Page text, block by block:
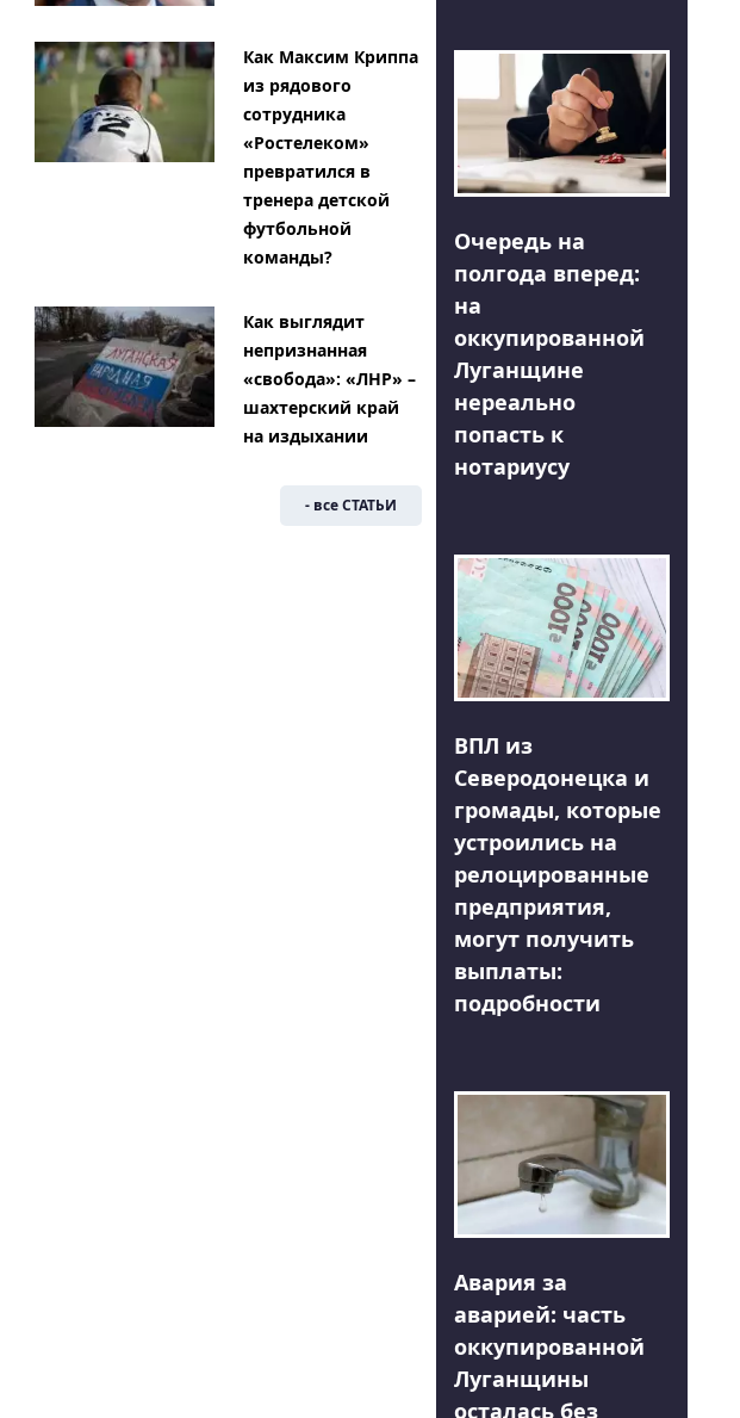
Как Максим Криппа
из рядового
сотрудника
«Ростелеком»
превратился в
тренера детской
футбольной
команды?
Как выглядит
непризнанная
«свобода»: «ЛНР» –
шахтерский край
на издыхании
- все СТАТЬИ
Очередь на
полгода вперед:
на
оккупированной
Луганщине
нереально
попасть к
нотариусу
ВПЛ из
Северодонецка и
громады, которые
устроились на
релоцированные
предприятия,
могут получить
выплаты:
подробности
Авария за
аварией: часть
оккупированной
Луганщины
осталась без